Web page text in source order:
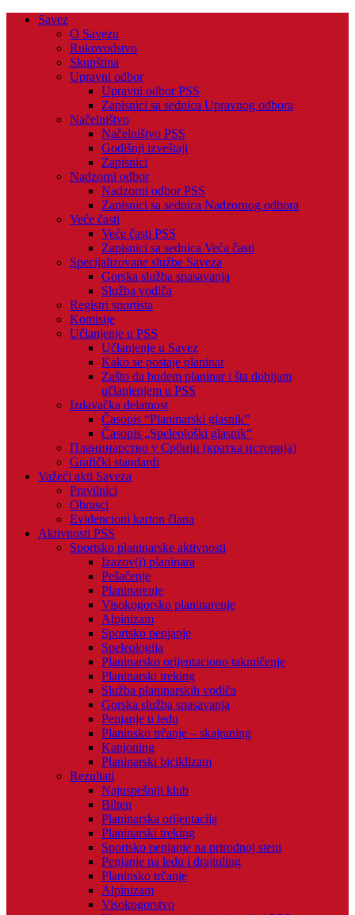
Savez
O Savezu
Rukovodstvo
Skupština
Upravni odbor
Upravni odbor PSS
Zapisnici sa sednica Upravnog odbora
Načelništvo
Načelništvo PSS
Godišnji izveštaji
Zapisnici
Nadzorni odbor
Nadzorni odbor PSS
Zapisnici sa sednica Nadzornog odbora
Veće časti
Veće časti PSS
Zapisnici sa sednica Veća časti
Specijalizovane službe Saveza
Gorska služba spasavanja
Služba vodiča
Registri sportista
Komisije
Učlanjenje u PSS
Učlanjenje u Savez
Kako se postaje planinar
Zašto da budem planinar i šta dobijam
učlanjenjem u PSS
Izdavačka delatnost
Časopis “Planinarski glasnik”
Časopis „Speleološki glasnik“
Планинарство у Србији (кратка историја)
Grafički standardi
Važeći akti Saveza
Pravilnici
Obrasci
Evidencioni karton člana
Aktivnosti PSS
Sportsko planinarske aktivnosti
Izazov(i) planinara
Pešačenje
Planinarenje
Visokogorsko planinarenje
Alpinizam
Sportsko penjanje
Speleologija
Planinarsko orijentaciono takmičenje
Planinarski treking
Služba planinarskih vodiča
Gorska služba spasavanja
Penjanje u ledu
Planinsko trčanje – skajraning
Kanjoning
Planinarski biciklizam
Rezultati
Najuspešniji klub
Bilten
Planinarska orijentacija
Planinarski treking
Sportsko penjanje na prirodnoj steni
Penjanje na ledu i drajtuling
Planinsko trčanje
Alpinizam
Visokogorstvo